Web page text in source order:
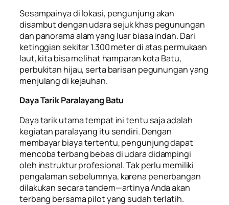
Sesampainya di lokasi, pengunjung akan
disambut dengan udara sejuk khas pegunungan
dan panorama alam yang luar biasa indah. Dari
ketinggian sekitar 1.300 meter di atas permukaan
laut, kita bisa melihat hamparan kota Batu,
perbukitan hijau, serta barisan pegunungan yang
menjulang di kejauhan.
Daya Tarik Paralayang Batu
Daya tarik utama tempat ini tentu saja adalah
kegiatan paralayang itu sendiri. Dengan
membayar biaya tertentu, pengunjung dapat
mencoba terbang bebas di udara didampingi
oleh instruktur profesional. Tak perlu memiliki
pengalaman sebelumnya, karena penerbangan
dilakukan secara tandem—artinya Anda akan
terbang bersama pilot yang sudah terlatih.